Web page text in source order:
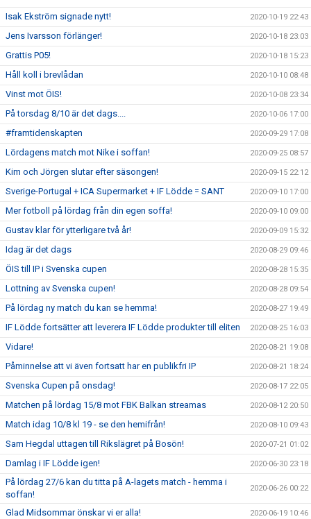
Isak Ekström signade nytt! 2020-10-19 22:43
Jens Ivarsson förlänger! 2020-10-18 23:03
Grattis P05! 2020-10-18 15:23
Håll koll i brevlådan 2020-10-10 08:48
Vinst mot ÖIS! 2020-10-08 23:34
På torsdag 8/10 är det dags.... 2020-10-06 17:00
#framtidenskapten 2020-09-29 17:08
Lördagens match mot Nike i soffan! 2020-09-25 08:57
Kim och Jörgen slutar efter säsongen! 2020-09-15 22:12
Sverige-Portugal + ICA Supermarket + IF Lödde = SANT 2020-09-10 17:00
Mer fotboll på lördag från din egen soffa! 2020-09-10 09:00
Gustav klar för ytterligare två år! 2020-09-09 15:32
Idag är det dags 2020-08-29 09:46
ÖIS till IP i Svenska cupen 2020-08-28 15:35
Lottning av Svenska cupen! 2020-08-28 09:54
På lördag ny match du kan se hemma! 2020-08-27 19:49
IF Lödde fortsätter att leverera IF Lödde produkter till eliten 2020-08-25 16:03
Vidare! 2020-08-21 19:08
Påminnelse att vi även fortsatt har en publikfri IP 2020-08-21 18:24
Svenska Cupen på onsdag! 2020-08-17 22:05
Matchen på lördag 15/8 mot FBK Balkan streamas 2020-08-12 20:50
Match idag 10/8 kl 19 - se den hemifrån! 2020-08-10 09:43
Sam Hegdal uttagen till Rikslägret på Bosön! 2020-07-21 01:02
Damlag i IF Lödde igen! 2020-06-30 23:18
På lördag 27/6 kan du titta på A-lagets match - hemma i
soffan!
2020-06-26 00:22
Glad Midsommar önskar vi er alla! 2020-06-19 10:46